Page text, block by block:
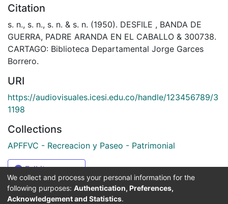
Citation
s. n., s. n., s. n. & s. n. (1950). DESFILE , BANDA DE
GUERRA, PADRE ARANDA EN EL CABALLO & 300738.
CARTAGO: Biblioteca Departamental Jorge Garces
Borrero.
URI
https://audiovisuales.icesi.edu.co/handle/123456789/3
1198
Collections
APFFVC - Recreacion y Paseo - Patrimonial
Full item page
We collect and process your personal information for the
following purposes: Authentication, Preferences,
Acknowledgement and Statistics.